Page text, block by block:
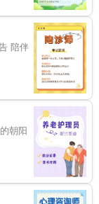
陪伴
朝阳